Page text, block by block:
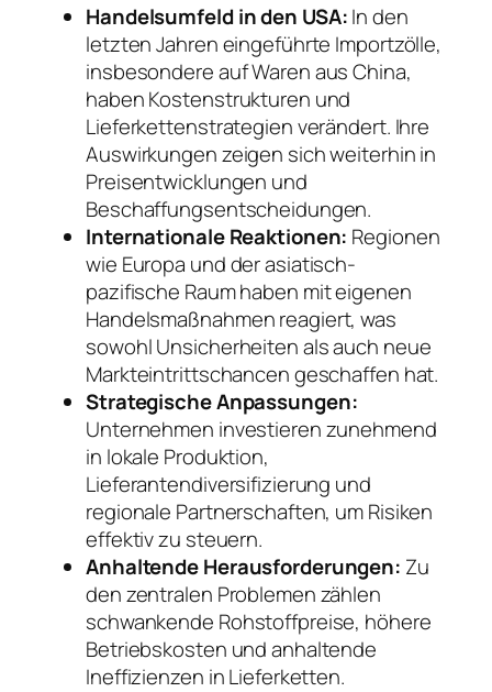
Handelsumfeld in den USA:In den
letzten Jahren eingeführte Importzölle,
insbesondere auf Waren aus China,
haben Kostenstrukturen und
Lieferkettenstrategien verändert. Ihre
Auswirkungen zeigen sich weiterhin in
Preisentwicklungen und
Beschaffungsentscheidungen.
Internationale Reaktionen: Regionen
wie Europa und der asiatisch-
pazifische Raum haben mit eigenen
Handelsmaßnahmen reagiert, was
sowohl Unsicherheiten als auch neue
Markteintrittschancen geschaffen hat.
Strategische Anpassungen:
Unternehmen investieren zunehmend
in lokale Produktion,
Lieferantendiversifizierung und
regionale Partnerschaften, um Risiken
effektiv zu steuern.
Anhaltende Herausforderungen: Zu
den zentralen Problemen zählen
schwankende Rohstoffpreise, höhere
Betriebskosten und anhaltende
Ineffizienzen in Lieferketten.